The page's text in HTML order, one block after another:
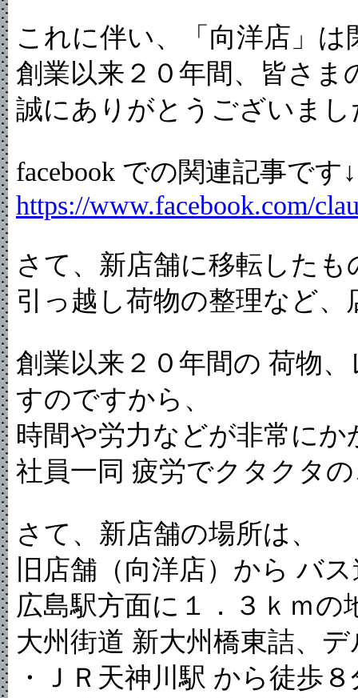
これに伴い、「向洋店」
創業以来２０年間、皆さま
誠にありがとうございまし
facebook での関連記事です
https://www.facebook.com/
さて、新店舗に移転した
引っ越し荷物の整理など
創業以来２０年間の 荷物
すのですから、
時間や労力などが非常にか
社員一同 疲労でクタクタ
さて、新店舗の場所は、
旧店舗（向洋店）から バ
広島駅方面に１．３ｋｍの
大州街道 新大州橋東詰、
・ＪＲ天神川駅 から徒歩８